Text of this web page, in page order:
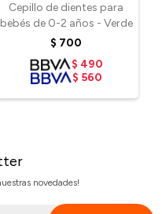
Cepillo de dientes para
bebés de 0-2 años - Verde
$ 700
$ 490
$ 560
novedades!